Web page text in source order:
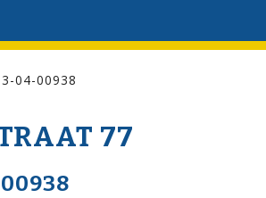
04-00938
77